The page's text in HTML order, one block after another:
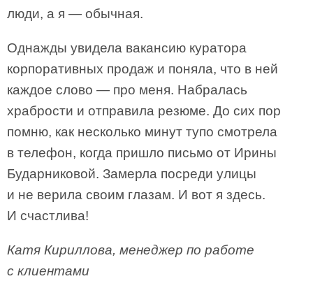
люди, а я — обычная.
Однажды увидела вакансию куратора
корпоративных продаж и поняла, что в ней
каждое слово — про меня. Набралась
храбрости и отправила резюме. До сих пор
помню, как несколько минут тупо смотрела
в телефон, когда пришло письмо от Ирины
Бударниковой. Замерла посреди улицы
и не верила своим глазам. И вот я здесь.
И счастлива!
Катя Кириллова, менеджер по работе
с клиентами